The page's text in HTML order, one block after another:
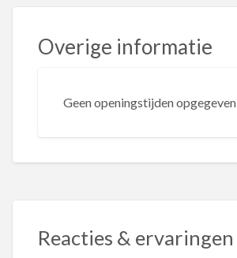
Overige informatie
Geen openingstijden opgegeven
Reacties & ervaringen